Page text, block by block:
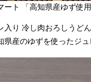
ート 「高知県産ゆず使
入り 冷し肉おろしうど
県産のゆずを使ったジ